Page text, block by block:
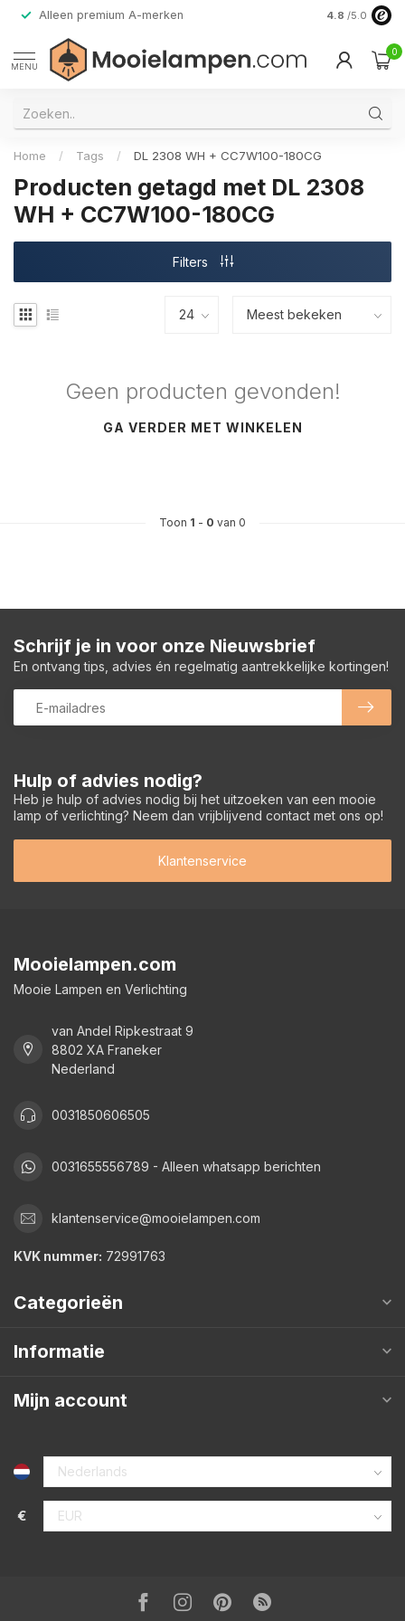
Alleen premium A-merken 4.8 /5.0
MENU
0
Home / Tags / DL 2308 WH + CC7W100-180CG
Producten getagd met DL 2308
WH + CC7W100-180CG
Filters
Geen producten gevonden!
GA VERDER MET WINKELEN
Toon 1 - 0 van 0
Hulp of advies nodig?
Heb je hulp of advies nodig bij het uitzoeken van een mooie
lamp of verlichting? Neem dan vrijblijvend contact met ons op!
Klantenservice
Schrijf je in voor onze Nieuwsbrief
En ontvang tips, advies én regelmatig aantrekkelijke kortingen!
Mooielampen.com
Mooie Lampen en Verlichting
van Andel Ripkestraat 9
8802 XA Franeker
Nederland
0031850606505
0031655556789 - Alleen whatsapp berichten
klantenservice@mooielampen.com
KVK nummer: 72991763
Categorieën
Informatie
Mijn account
€